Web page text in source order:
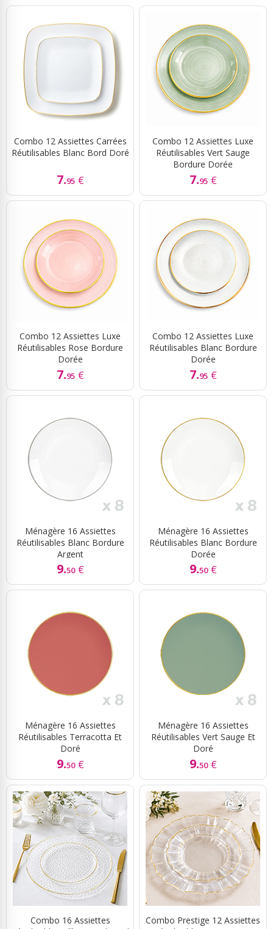
Combo 12 Assiettes Carrées
Réutilisables Blanc Bord Doré
7.95 €
Combo 12 Assiettes Luxe
Réutilisables Vert Sauge
Bordure Dorée
7.95 €
Combo 12 Assiettes Luxe
Réutilisables Rose Bordure
Dorée
7.95 €
Combo 12 Assiettes Luxe
Réutilisables Blanc Bordure
Dorée
7.95 €
Ménagère 16 Assiettes
Réutilisables Blanc Bordure
Argent
9.50 €
Ménagère 16 Assiettes
Réutilisables Blanc Bordure
Dorée
9.50 €
Ménagère 16 Assiettes
Réutilisables Terracotta Et
Doré
9.50 €
Ménagère 16 Assiettes
Réutilisables Vert Sauge Et
Doré
9.50 €
Combo 16 Assiettes
Combo Prestige 12 Assiettes